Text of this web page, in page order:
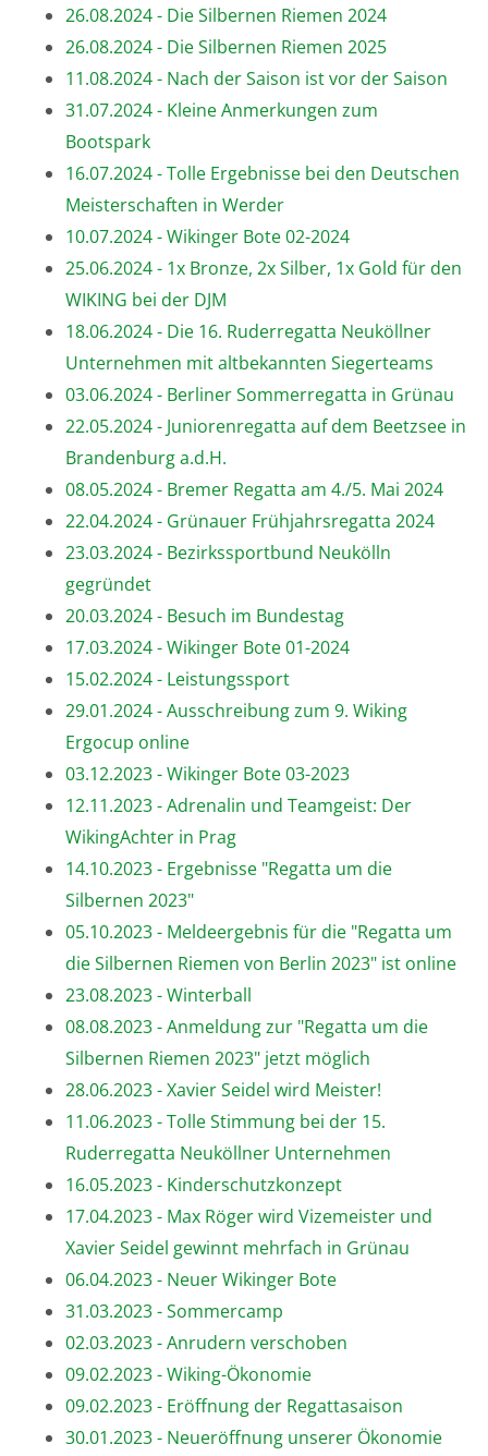
26.08.2024 - Die Silbernen Riemen 2024
26.08.2024 - Die Silbernen Riemen 2025
11.08.2024 - Nach der Saison ist vor der Saison
31.07.2024 - Kleine Anmerkungen zum
Bootspark
16.07.2024 - Tolle Ergebnisse bei den Deutschen
Meisterschaften in Werder
10.07.2024 - Wikinger Bote 02-2024
25.06.2024 - 1x Bronze, 2x Silber, 1x Gold für den
WIKING bei der DJM
18.06.2024 - Die 16. Ruderregatta Neuköllner
Unternehmen mit altbekannten Siegerteams
03.06.2024 - Berliner Sommerregatta in Grünau
22.05.2024 - Juniorenregatta auf dem Beetzsee in
Brandenburg a.d.H.
08.05.2024 - Bremer Regatta am 4./5. Mai 2024
22.04.2024 - Grünauer Frühjahrsregatta 2024
23.03.2024 - Bezirkssportbund Neukölln
gegründet
20.03.2024 - Besuch im Bundestag
17.03.2024 - Wikinger Bote 01-2024
15.02.2024 - Leistungssport
29.01.2024 - Ausschreibung zum 9. Wiking
Ergocup online
03.12.2023 - Wikinger Bote 03-2023
12.11.2023 - Adrenalin und Teamgeist: Der
WikingAchter in Prag
14.10.2023 - Ergebnisse "Regatta um die
Silbernen 2023"
05.10.2023 - Meldeergebnis für die "Regatta um
die Silbernen Riemen von Berlin 2023" ist online
23.08.2023 - Winterball
08.08.2023 - Anmeldung zur "Regatta um die
Silbernen Riemen 2023" jetzt möglich
28.06.2023 - Xavier Seidel wird Meister!
11.06.2023 - Tolle Stimmung bei der 15.
Ruderregatta Neuköllner Unternehmen
16.05.2023 - Kinderschutzkonzept
17.04.2023 - Max Röger wird Vizemeister und
Xavier Seidel gewinnt mehrfach in Grünau
06.04.2023 - Neuer Wikinger Bote
31.03.2023 - Sommercamp
02.03.2023 - Anrudern verschoben
09.02.2023 - Wiking-Ökonomie
09.02.2023 - Eröffnung der Regattasaison
30.01.2023 - Neueröffnung unserer Ökonomie